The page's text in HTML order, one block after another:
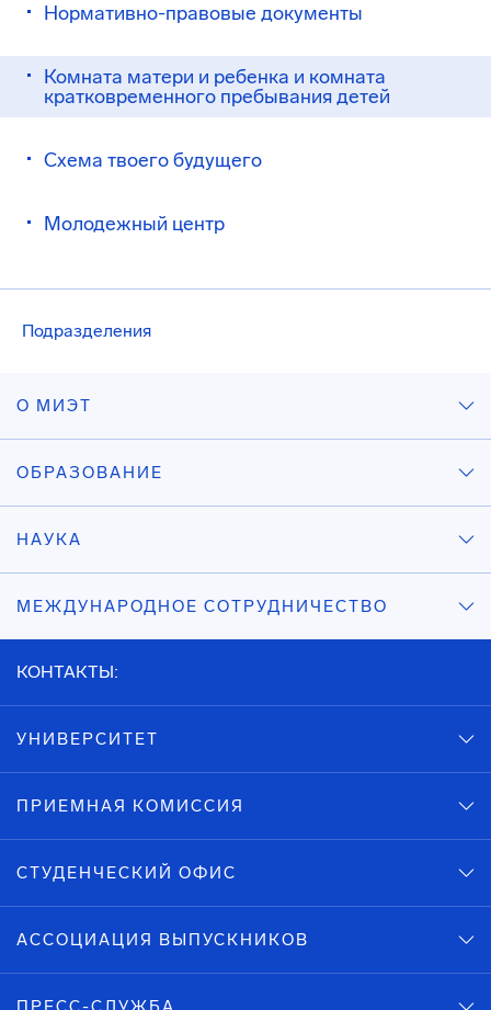
Нормативно-правовые документы
Комната матери и ребенка и комната
кратковременного пребывания детей
Схема твоего будущего
Молодежный центр
Подразделения
О МИЭТ
ОБРАЗОВАНИЕ
НАУКА
МЕЖДУНАРОДНОЕ СОТРУДНИЧЕСТВО
КОНТАКТЫ:
УНИВЕРСИТЕТ
ПРИЕМНАЯ КОМИССИЯ
СТУДЕНЧЕСКИЙ ОФИС
АССОЦИАЦИЯ ВЫПУСКНИКОВ